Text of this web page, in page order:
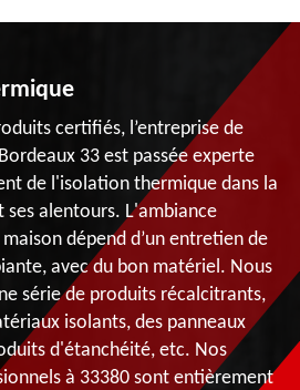
certifiés, l’entreprise de
33 est passée experte
de l'isolation thermique dans la
ses alentours. L'ambiance
dépend d’un entretien de
avec du bon matériel. Nous
série de produits récalcitrants,
isolants, des panneaux
d'étanchéité, etc. Nos
à 33380 sont entièrement